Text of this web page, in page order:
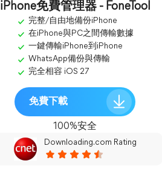
iPhone免費管理器 - FoneTool
完整/自由地備份iPhone
在iPhone與PC之間傳輸數據
一鍵傳輸iPhone到iPhone
WhatsApp備份與傳輸
完全相容 iOS 27
免費下載
100%安全
Downloading.com Rating